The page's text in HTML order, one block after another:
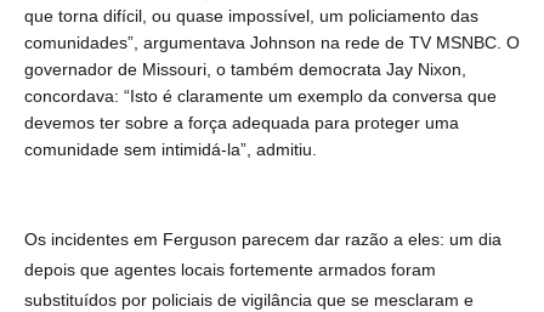
que torna difícil, ou quase impossível, um policiamento das
comunidades”, argumentava Johnson na rede de TV MSNBC. O
governador de Missouri, o também democrata Jay Nixon,
concordava: “Isto é claramente um exemplo da conversa que
devemos ter sobre a força adequada para proteger uma
comunidade sem intimidá-la”, admitiu.
Os incidentes em Ferguson parecem dar razão a eles: um dia
depois que agentes locais fortemente armados foram
substituídos por policiais de vigilância que se mesclaram e